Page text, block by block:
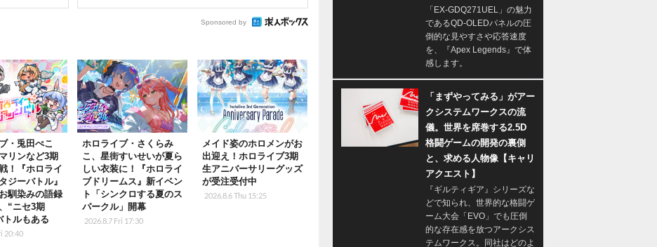
Sponsored by
・兎田ぺこ
リンなど3期
！『ホロライ
ジーバトル』
馴染みの語録
“ニセ3期
トルもある
20:40
ホロライブ・さくらみ
こ、星街すいせいが夏ら
しい衣装に！『ホロライ
ブドリームス』新イベン
ト「シンクロする夏のス
パークル」開幕
2026.8.7 Fri 17:30
メイド姿のホロメンがお
出迎え！ホロライブ3期
生アニバーサリーグッズ
が受注受付中
2026.8.6 Thu 15:25
「EX-GDQ271UEL」の魅力
であるQD-OLEDパネルの圧
倒的な見やすさや応答速度
を、『Apex Legends』で体
感します。
「まずやってみる」がアー
クシステムワークスの流
儀。世界を席巻する2.5D
格闘ゲームの開発の裏側
と、求める人物像【キャリ
アクエスト】
『ギルティギア』シリーズな
どで知られ、世界的な格闘ゲ
ーム大会「EVO」でも圧倒
的な存在感を放つアークシス
テムワークス。同社はどのよ